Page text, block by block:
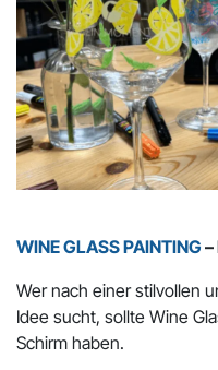
WINE GLASS PAINTING
Wer nach einer stilvollen
Idee sucht, sollte Wine
Schirm haben.